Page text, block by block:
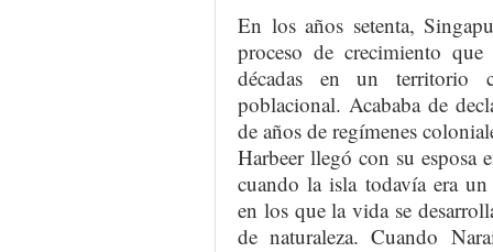
En los años setenta,
proceso de crecimiento
décadas en un territorio
poblacional. Acababa de
de años de regímenes
Harbeer llegó con su esposa
cuando la isla todavía era
en los que la vida se
de naturaleza. Cuando